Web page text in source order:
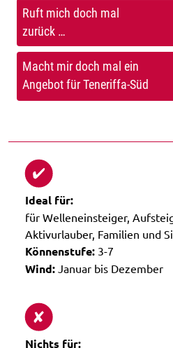
Ruft mich doch mal
zurück …
Macht mir doch mal ein
Angebot für Teneriffa-Süd
Ideal für:
für Welleneinsteiger,
Aktivurlauber, Familien und
Könnenstufe: 3-7
Wind: Januar bis Dezember
Nichts für: